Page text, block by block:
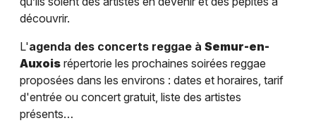
découvrir.
L'agenda des concerts reggae à Semur-en-
Auxois répertorie les prochaines soirées reggae
proposées dans les environs : dates et horaires, tarif
d'entrée ou concert gratuit, liste des artistes
présents…